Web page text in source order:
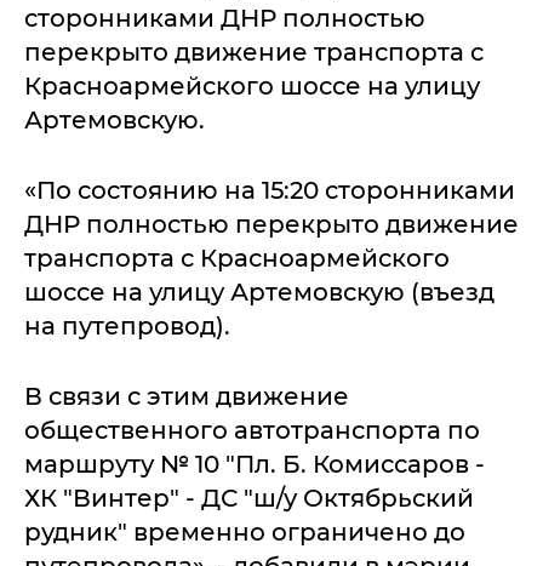
сторонниками ДНР полностью
перекрыто движение транспорта с
Красноармейского шоссе на улицу
Артемовскую.
«По состоянию на 15:20 сторонниками
ДНР полностью перекрыто движение
транспорта с Красноармейского
шоссе на улицу Артемовскую (въезд
на путепровод).
В связи с этим движение
общественного автотранспорта по
маршруту № 10 "Пл. Б. Комиссаров -
ХК "Винтер" - ДС "ш/у Октябрьский
рудник" временно ограничено до